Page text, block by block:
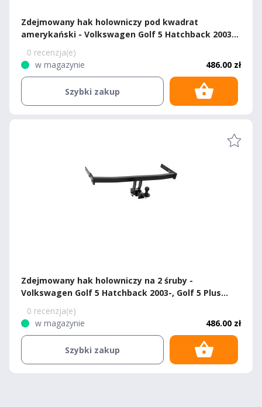
Zdejmowany hak holowniczy pod kwadrat
amerykański - Volkswagen Golf 5 Hatchback 2003-,
0 recenzja(e)
w magazynie
486.00 zł
Szybki zakup
Zdejmowany hak holowniczy na 2 śruby -
Volkswagen Golf 5 Hatchback 2003-, Golf 5 Plus
0 recenzja(e)
w magazynie
486.00 zł
Szybki zakup